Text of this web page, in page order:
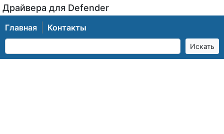
Драйвера для Defender
Главная Контакты